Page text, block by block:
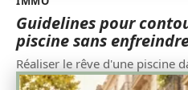
Guidelines pour
piscine sans
Réaliser le rêve d'une piscine